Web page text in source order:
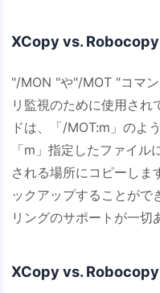
XCopy vs. Robocopy
"/MON "や"/MOT "コマ
リ監視のために使用され
ドは、「/MOT:m」のよ
「m」指定したファイ
される場所にコピーしま
ックアップすることがで
リングのサポートが一切
XCopy vs. Robocopy